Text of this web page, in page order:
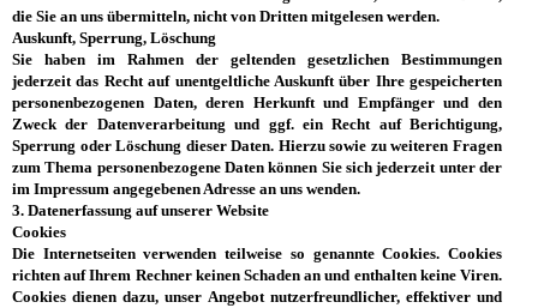
die Sie an uns übermitteln, nicht von Dritten mitgelesen werden.
Auskunft, Sperrung, Löschung
Sie haben im Rahmen der geltenden gesetzlichen Bestimmungen
jederzeit das Recht auf unentgeltliche Auskunft über Ihre gespeicherten
personenbezogenen Daten, deren Herkunft und Empfänger und den
Zweck der Datenverarbeitung und ggf. ein Recht auf Berichtigung,
Sperrung oder Löschung dieser Daten. Hierzu sowie zu weiteren Fragen
zum Thema personenbezogene Daten können Sie sich jederzeit unter der
im Impressum angegebenen Adresse an uns wenden.
3. Datenerfassung auf unserer Website
Cookies
Die Internetseiten verwenden teilweise so genannte Cookies. Cookies
richten auf Ihrem Rechner keinen Schaden an und enthalten keine Viren.
Cookies dienen dazu, unser Angebot nutzerfreundlicher, effektiver und